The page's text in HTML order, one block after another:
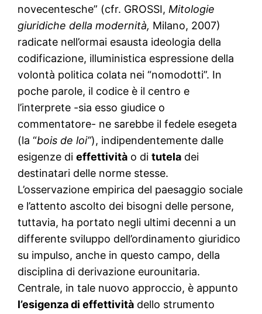
novecentesche” (cfr. GROSSI, Mitologie
giuridiche della modernità, Milano, 2007)
radicate nell’ormai esausta ideologia della
codificazione, illuministica espressione della
volontà politica colata nei “nomodotti”. In
poche parole, il codice è il centro e
l’interprete -sia esso giudice o
commentatore- ne sarebbe il fedele esegeta
(la “bois de loi”), indipendentemente dalle
esigenze dieffettività o ditutela dei
destinatari delle norme stesse.
L’osservazione empirica del paesaggio sociale
e l’attento ascolto dei bisogni delle persone,
tuttavia, ha portato negli ultimi decenni a un
differente sviluppo dell’ordinamento giuridico
su impulso, anche in questo campo, della
disciplina di derivazione eurounitaria.
Centrale, in tale nuovo approccio, è appunto
l’esigenza di effettività dello strumento